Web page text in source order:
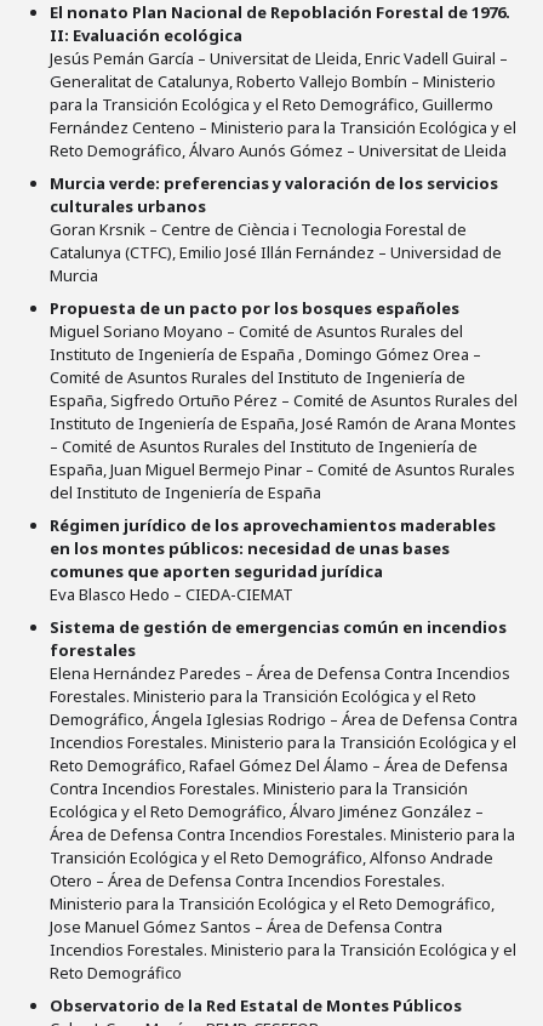
El nonato Plan Nacional de Repoblación Forestal de 1976.
II: Evaluación ecológica
Jesús Pemán García – Universitat de Lleida, Enric Vadell Guiral –
Generalitat de Catalunya, Roberto Vallejo Bombín – Ministerio
para la Transición Ecológica y el Reto Demográfico, Guillermo
Fernández Centeno – Ministerio para la Transición Ecológica y el
Reto Demográfico, Álvaro Aunós Gómez – Universitat de Lleida
Murcia verde: preferencias y valoración de los servicios
culturales urbanos
Goran Krsnik – Centre de Ciència i Tecnologia Forestal de
Catalunya (CTFC), Emilio José Illán Fernández – Universidad de
Murcia
Propuesta de un pacto por los bosques españoles
Miguel Soriano Moyano – Comité de Asuntos Rurales del
Instituto de Ingeniería de España , Domingo Gómez Orea –
Comité de Asuntos Rurales del Instituto de Ingeniería de
España, Sigfredo Ortuño Pérez – Comité de Asuntos Rurales del
Instituto de Ingeniería de España, José Ramón de Arana Montes
– Comité de Asuntos Rurales del Instituto de Ingeniería de
España, Juan Miguel Bermejo Pinar – Comité de Asuntos Rurales
del Instituto de Ingeniería de España
Régimen jurídico de los aprovechamientos maderables
en los montes públicos: necesidad de unas bases
comunes que aporten seguridad jurídica
Eva Blasco Hedo – CIEDA-CIEMAT
Sistema de gestión de emergencias común en incendios
forestales
Elena Hernández Paredes – Área de Defensa Contra Incendios
Forestales. Ministerio para la Transición Ecológica y el Reto
Demográfico, Ángela Iglesias Rodrigo – Área de Defensa Contra
Incendios Forestales. Ministerio para la Transición Ecológica y el
Reto Demográfico, Rafael Gómez Del Álamo – Área de Defensa
Contra Incendios Forestales. Ministerio para la Transición
Ecológica y el Reto Demográfico, Álvaro Jiménez González –
Área de Defensa Contra Incendios Forestales. Ministerio para la
Transición Ecológica y el Reto Demográfico, Alfonso Andrade
Otero – Área de Defensa Contra Incendios Forestales.
Ministerio para la Transición Ecológica y el Reto Demográfico,
Jose Manuel Gómez Santos – Área de Defensa Contra
Incendios Forestales. Ministerio para la Transición Ecológica y el
Reto Demográfico
Observatorio de la Red Estatal de Montes Públicos